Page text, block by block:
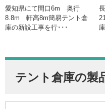
愛知県にて間口6m 奥行
8.8m 軒高8m簡易テント倉
庫の新設工事を行･･･
テント倉庫の製